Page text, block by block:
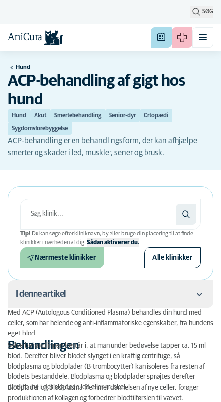
SØG
Hund
ACP-behandling af gigt hos
hund
Hund Akut Smertebehandling Senior-dyr Ortopædi
Sygdomsforebyggelse
ACP-behandling er en behandlingsform, der kan afhjælpe
smerter og skader i led, muskler, sener og brusk.
Tip! Du kan søge efter kliniknavn, by eller bruge din placering til at finde
klinikker i nærheden af ​​dig. Sådan aktiverer du.
Nærmeste klinikker Alle klinikker
I denne artikel
Behandlingen
Effektivt og uden bivirkninger
Med ACP (Autologous Conditioned Plasma) behandles din hund med
celler, som har helende og anti-inflammatoriske egenskaber, fra hundens
eget blod.
Behandlingen
Selve behandlingen består i, at man under bedøvelse tapper ca. 15 ml
blod. Derefter bliver blodet slynget i en kraftig centrifuge, så
blodplasma og blodplader (B-trombocytter) kan isoleres fra resten af
blodets bestanddele. Blodplasma og blodplader sprøjtes derefter
direkte ind i det skadede led eller muskel.
Blodplader og blodplasma fremmer dannelsen af nye celler, forøger
produktionen af kollagen og forbedrer blodtilførslen til vævet.